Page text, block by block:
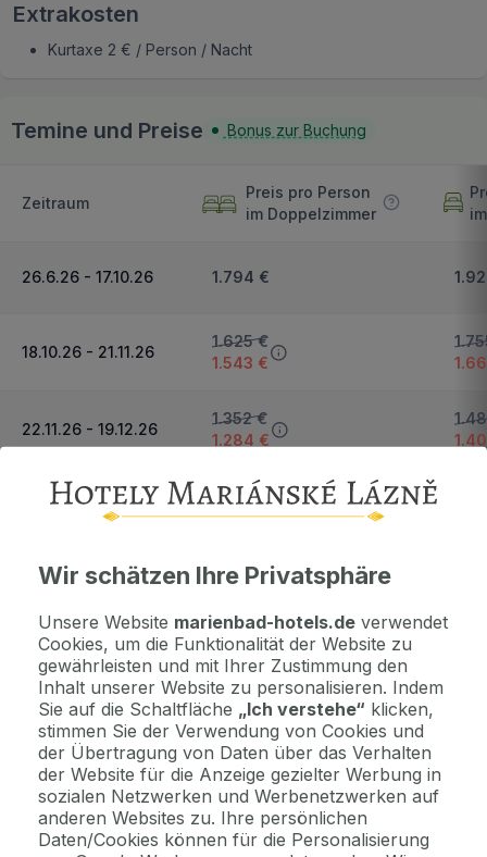
Extrakosten
Kurtaxe 2 € / Person / Nacht
Temine und Preise Bonus zur Buchung
Zeitraum
Preis pro Person
im Doppelzimmer
26.6.26 - 17.10.26 1.794 €
18.10.26 - 21.11.26
1.625 €
1.543 €
22.11.26 - 19.12.26
1.352 €
1.284 €
Nächster Zeitraum und Preise anzeigen
Kontaktdaten. Unterkunftsbedingungen und andere...
Als Geschenk kaufen
Machen Sie Freude mit einem Geschenkvoucher
Jetzt bezahlen Sie gar nichts.
Die Zahlungsmodalitäten erhalten Sie zusammen mit dem Angebot
per E-Mail.
Wir schätzen Ihre Privatsphäre
Unsere Website marienbad-hotels.de verwendet
Cookies, um die Funktionalität der Website zu
gewährleisten und mit Ihrer Zustimmung den
Inhalt unserer Website zu personalisieren. Indem
Sie auf die Schaltfläche „Ich verstehe“ klicken,
stimmen Sie der Verwendung von Cookies und
der Übertragung von Daten über das Verhalten
der Website für die Anzeige gezielter Werbung in
sozialen Netzwerken und Werbenetzwerken auf
anderen Websites zu. Ihre persönlichen
Daten/Cookies können für die Personalisierung